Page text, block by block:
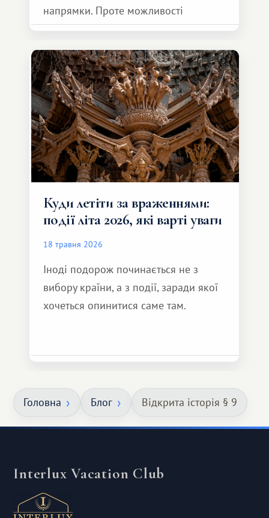
напрямки. Проте можливості
обмінної системи значно ширші.
Серед них є і Африка – континент,
який здатний подарувати зовсім
інший формат подорожі.
Куди летіти за враженнями:
події літа 2026, які варті уваги
18 травня 2026
Іноді подорож починається не з
вибору країни, а з події, заради якої
хочеться опинитися саме там.
Головна Блог Відкрита історія § 9
Interlux Vacation Club